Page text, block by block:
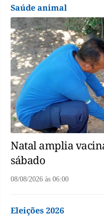
Saúde animal
Natal amplia
sábado
08/08/2026 às 06:00
Eleições 2026